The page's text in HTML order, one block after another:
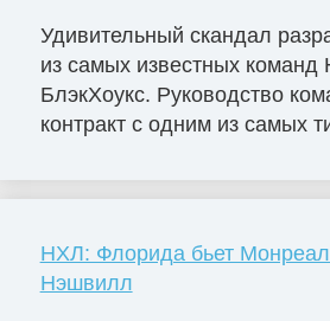
Удивительный скандал
из самых известных команд
БлэкХоукс. Руководство
контракт с одним из самых
НХЛ: Флорида бьет
Нэшвилл